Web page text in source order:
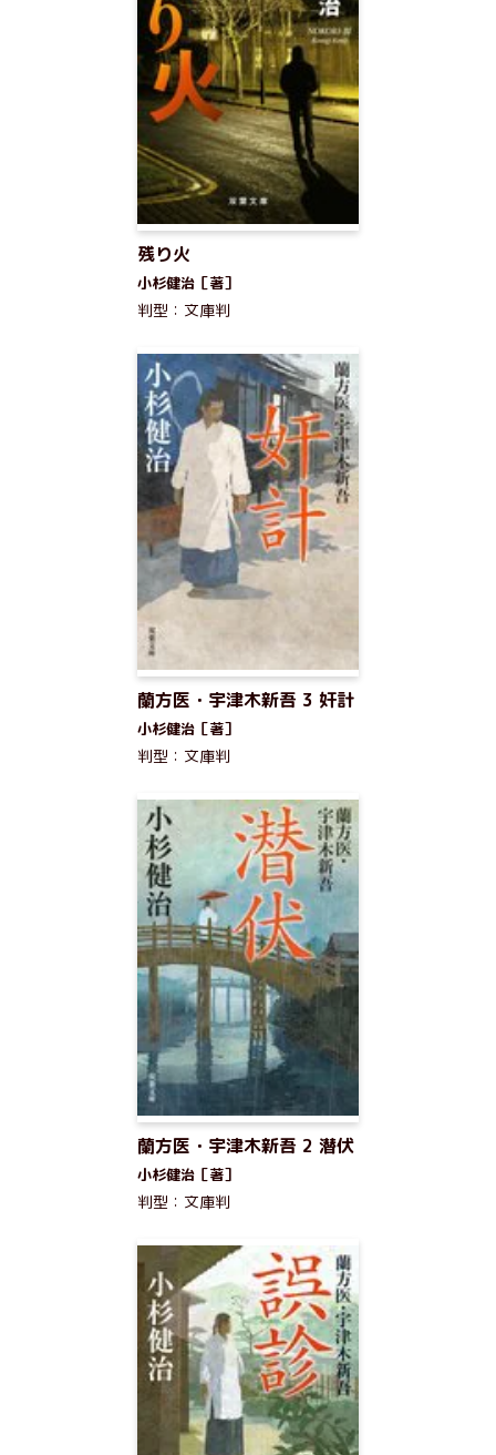
残り火
小杉健治［著］
判型：文庫判
蘭方医・宇津木新吾 3 奸計
小杉健治［著］
判型：文庫判
蘭方医・宇津木新吾 2 潜伏
小杉健治［著］
判型：文庫判